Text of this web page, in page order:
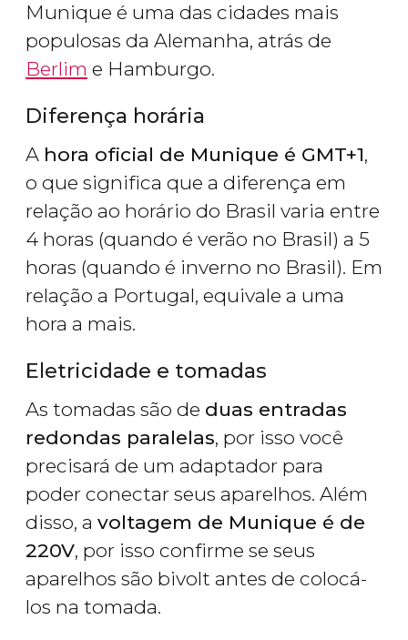
Munique é uma das cidades mais
populosas da Alemanha, atrás de
Berlim e Hamburgo.
Diferença horária
A hora oficial de Munique é GMT+1,
o que significa que a diferença em
relação ao horário do Brasil varia entre
4 horas (quando é verão no Brasil) a 5
horas (quando é inverno no Brasil). Em
relação a Portugal, equivale a uma
hora a mais.
Eletricidade e tomadas
As tomadas são de duas entradas
redondas paralelas, por isso você
precisará de um adaptador para
poder conectar seus aparelhos. Além
disso, a voltagem de Munique é de
220V, por isso confirme se seus
aparelhos são bivolt antes de colocá-
los na tomada.